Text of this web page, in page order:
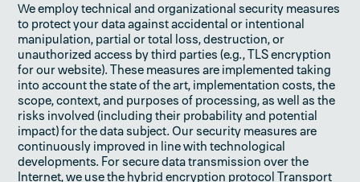
We employ technical and organizational security measures
to protect your data against accidental or intentional
manipulation, partial or total loss, destruction, or
unauthorized access by third parties (e.g., TLS encryption
for our website). These measures are implemented taking
into account the state of the art, implementation costs, the
scope, context, and purposes of processing, as well as the
risks involved (including their probability and potential
impact) for the data subject. Our security measures are
continuously improved in line with technological
developments. For secure data transmission over the
Internet, we use the hybrid encryption protocol Transport